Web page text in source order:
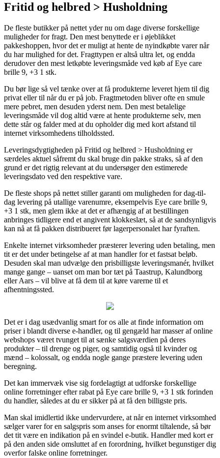
Fritid og helbred > Husholdning
De fleste butikker på nettet yder nu om dage diverse forskellige
muligheder for fragt. Den mest benyttede er i øjeblikket
pakkeshoppen, hvor det er muligt at hente de nyindkøbte varer når
du har mulighed for det. Fragttypen er altså ultra let, og endda
derudover den mest letkøbte leveringsmåde ved køb af Eye care
brille 9, +3 1 stk.
Du bør lige så vel tænke over at få produkterne leveret hjem til dig
privat eller til når du er på job. Fragtmetoden bliver ofte en smule
mere pebret, men desuden yderst nem. Den mest betalelige
leveringsmåde vil dog altid være at hente produkterne selv, men
dette står og falder med at du opholder dig med kort afstand til
internet virksomhedens tilholdssted.
Leveringsdygtigheden på Fritid og helbred > Husholdning er
særdeles aktuel såfremt du skal bruge din pakke straks, så af den
grund er det rigtig relevant at du undersøger den estimerede
leveringsdato ved den respektive vare.
De fleste shops på nettet stiller garanti om muligheden for dag-til-
dag levering på utallige varenumre, eksempelvis Eye care brille 9,
+3 1 stk, men glem ikke at det er afhængig af at bestillingen
anbringes tidligere end et angivent klokkeslæt, så at de sandsynligvis
kan nå at få pakken distribueret før lagerpersonalet har fyraften.
Enkelte internet virksomheder præsterer levering uden betaling, men
tit er det under betingelse af at man handler for et fastsat beløb.
Desuden skal man udvælge den prisbilligste leveringsmanér, hvilket
mange gange – uanset om man bor tæt på Taastrup, Kalundborg
eller Aars – vil blive at få dem til at køre varerne til et
afhentningssted.
Det er i dag usædvanlig smart for os alle at finde information om
priser i blandt diverse e-handler, og til gengæld har masser af online
webshops været tvunget til at sænke salgsværdien på deres
produkter – til drenge og piger, og samtidig også til kvinder og
mænd – kolossalt, og endda nogle gange præstere levering uden
beregning.
Det kan immervæk vise sig fordelagtigt at udforske forskellige
online forretninger efter rabat på Eye care brille 9, +3 1 stk forinden
du handler, således at du er sikker på at få den billigste pris.
Man skal imidlertid ikke undervurdere, at når en internet virksomhed
sælger varer for en salgspris som anses for enormt tiltalende, så bør
det tit være en indikation på en svindel e-butik. Handler med kort er
på den anden side omsluttet af en forordning, hvilket begunstiger dig
overfor falske online forretninger.